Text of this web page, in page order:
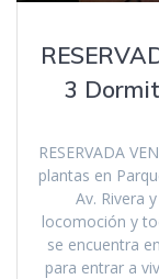
3
RESERVADA
plantas en
Av. Rivera
locomoción y
se encuentra
para entrar a